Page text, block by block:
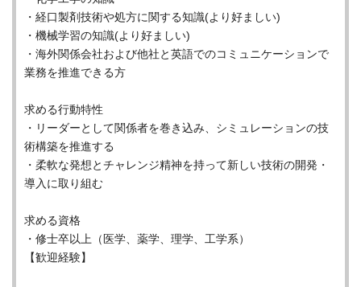
・経口製剤技術や処方に関する知識(より好ましい)
・機械学習の知識(より好ましい)
・海外関係会社および他社と英語でのコミュニケーションで
業務を推進できる方
求める行動特性
・リーダーとして関係者を巻き込み、シミュレーションの技
術構築を推進する
・柔軟な発想とチャレンジ精神を持って新しい技術の開発・
導入に取り組む
求める資格
・修士卒以上（医学、薬学、理学、工学系）
【歓迎経験】